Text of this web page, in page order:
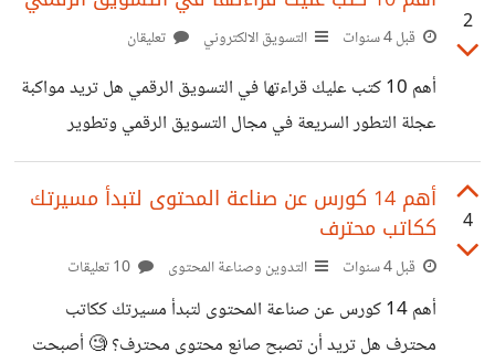
يمكنك الحصول عليها لتحسين حملات البريد الإلكتروني تسهل
عدد الزيارات المستهدفة والتحويلات والمبيعات 2️⃣ Google
Analytics أداة تسويق رقمية قوية تقدم لك التحليلات التي
تحتاجها حول زيارات الموقع مقسمة حسب الصفحات والمنتجات
والتفاصيل الأخرى، لفهم جمهورك بطريقة
2
قبل 4 سنوات التسويق الالكتروني تعليقان
أهم 10 كتب عليك قراءتها في التسويق الرقمي هل تريد مواكبة
عجلة التطور السريعة في مجال التسويق الرقمي وتطوير
مهاراتك؟ 😎 قائمة بأفضل الكتب التي عليك قراءتها لتطوير
مهاراتك في التسويق الرقمي 👇: 1️⃣ Epic Content
إنشاء الروايات وسرد قصص مقنعة لتحفيز العملاء لاتخاذ الإجراء
دون استخدام الأسلوب المباشر 2️⃣ Jab, Jab, Jab, Right
Hook - Gary Vaynerchuk: يوضح هذا الكتاب جميع
4
أهم 14 كورس عن صناعة المحتوى لتبدأ مسيرتك
ككاتب محترف
قبل 4 سنوات التدوين وصناعة المحتوى
أهم 14 كورس عن صناعة المحتوى لتبدأ مسيرتك ككاتب
محترف هل تريد أن تصبح صانع محتوى محترف؟ 🧐 أصبحت